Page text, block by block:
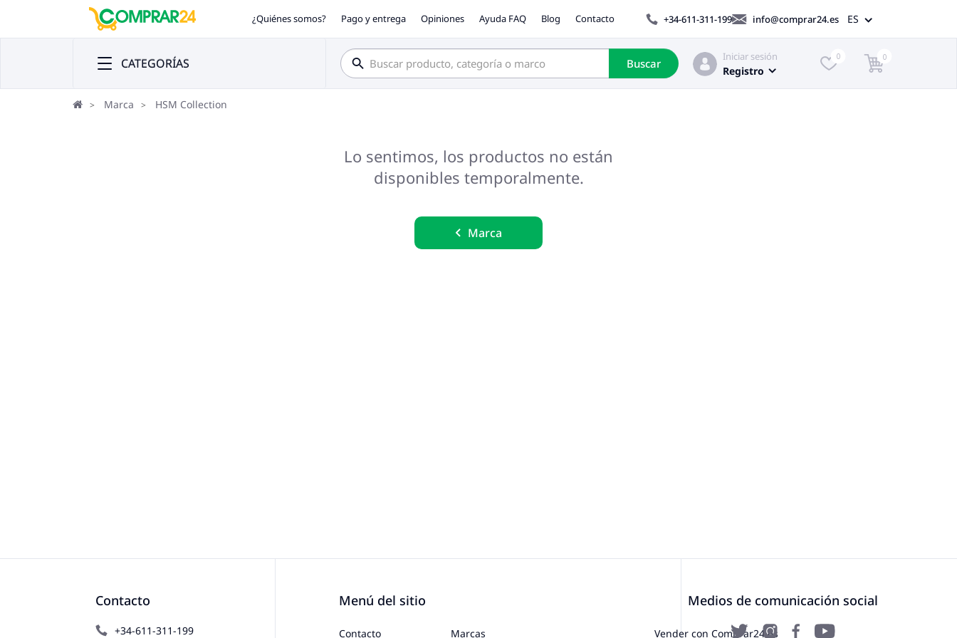
¿Quiénes somos? Pago y entrega Opiniones Ayuda FAQ Blog Contacto +34-611-311-199 info@comprar24.es ES
CATEGORÍAS Buscar
Iniciar sesión
Registro
0 0
Marca HSM Collection
Lo sentimos, los productos no están
disponibles temporalmente.
Marca
Contacto
+34-611-311-199
Menú del sitio
Contacto Marcas Vender con Comprar24.es
Medios de comunicación social